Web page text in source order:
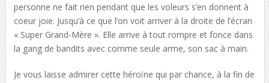
personne ne fait rien pendant que les voleurs s’en donnent à
coeur joie. Jusqu’à ce que l’on voit arriver à la droite de l’écran
« Super Grand-Mère ». Elle arrive à tout rompre et fonce dans
la gang de bandits avec comme seule arme, son sac à main.
Je vous laisse admirer cette héroïne qui par chance, à la fin de